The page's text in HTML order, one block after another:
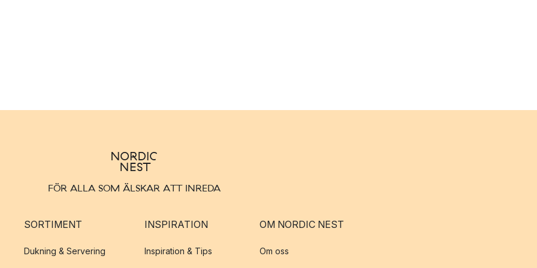
FÖR ALLA SOM ÄLSKAR ATT INREDA
SORTIMENT
Dukning & Servering
INSPIRATION
Inspiration & Tips
OM NORDIC NEST
Om oss